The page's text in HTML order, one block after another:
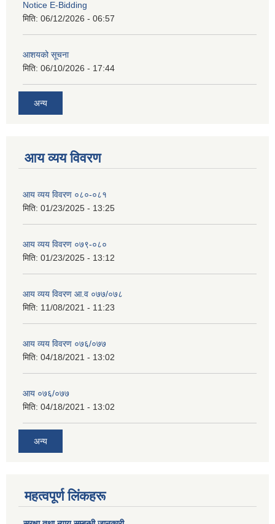
Notice E-Bidding
मिति: 06/12/2026 - 06:57
आशयको सूचना
मिति: 06/10/2026 - 17:44
अन्य
आय व्यय विवरण
आय व्यय विवरण ०८०-०८१
मिति: 01/23/2025 - 13:25
आय व्यय विवरण ०७९-०८०
मिति: 01/23/2025 - 13:12
आय व्यय विवरण आ.व ०७७/०७८
मिति: 11/08/2021 - 11:23
आय व्यय विवरण ०७६/०७७
मिति: 04/18/2021 - 13:02
आय ०७६/०७७
मिति: 04/18/2021 - 13:02
अन्य
महत्वपूर्ण लिंकहरू